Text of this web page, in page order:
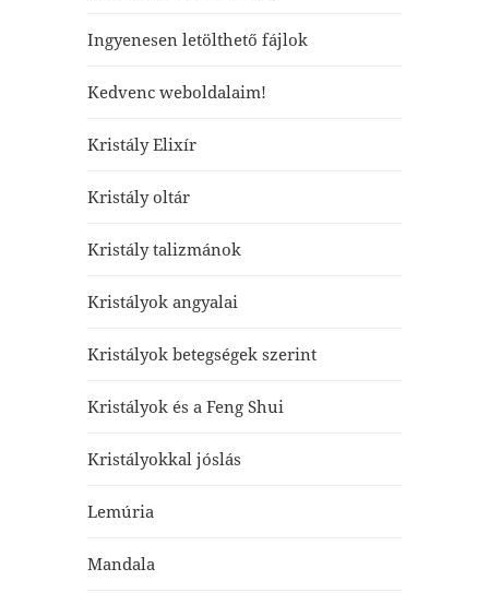
Ingyenesen letölthető fájlok
Kedvenc weboldalaim!
Kristály Elixír
Kristály oltár
Kristály talizmánok
Kristályok angyalai
Kristályok betegségek szerint
Kristályok és a Feng Shui
Kristályokkal jóslás
Lemúria
Mandala